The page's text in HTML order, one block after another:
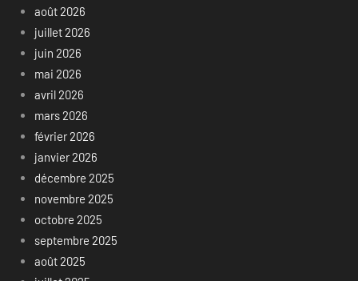
août 2026
juillet 2026
juin 2026
mai 2026
avril 2026
mars 2026
février 2026
janvier 2026
décembre 2025
novembre 2025
octobre 2025
septembre 2025
août 2025